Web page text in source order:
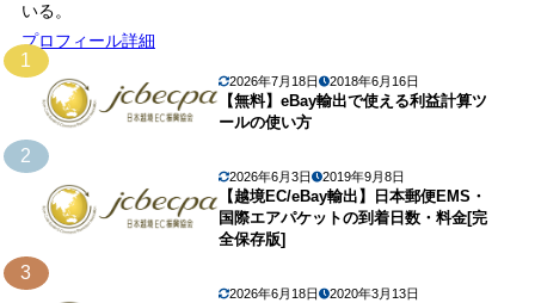
いる。
プロフィール詳細
1
2026年7月18日 2018年6月16日
【無料】eBay輸出で使える利益計算ツ
ールの使い方
2
2026年6月3日 2019年9月8日
【越境EC/eBay輸出】日本郵便EMS・
国際エアパケットの到着日数・料金[完
全保存版]
3
2026年6月18日 2020年3月13日